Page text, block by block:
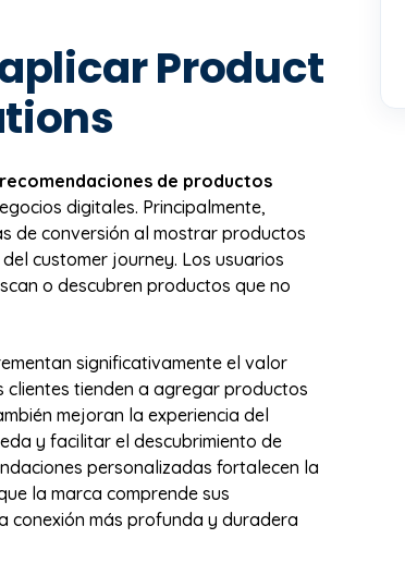
Product
recomendaciones de productos
digitales. Principalmente,
de conversión al mostrar productos
customer journey. Los usuarios
o descubren productos que no
significativamente el valor
tienden a agregar productos
mejoran la experiencia del
y facilitar el descubrimiento de
personalizadas fortalecen la
la marca comprende sus
conexión más profunda y duradera